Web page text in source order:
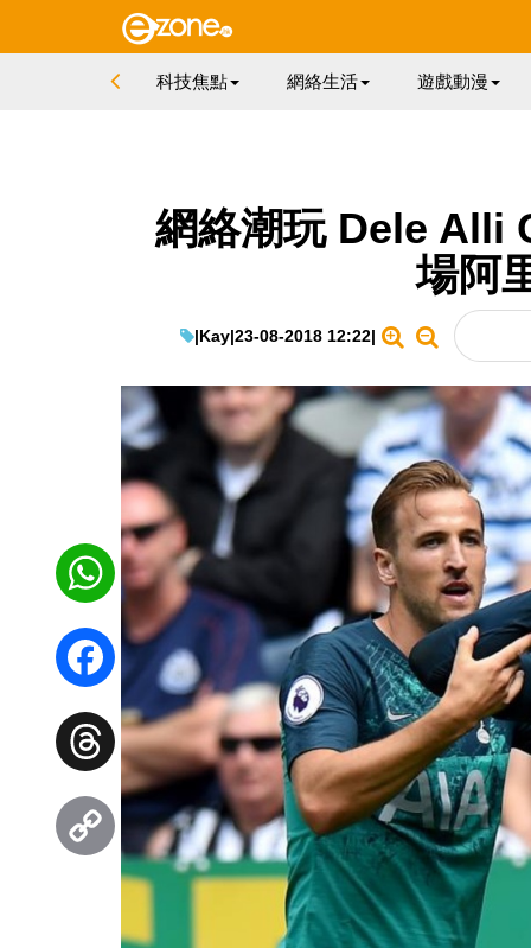
科技焦點 網絡生活 遊戲動漫
網絡潮玩 Dele Alli
場阿
|Kay|23-08-2018 12:22|
WhatsApp
Facebook
Threads
Link